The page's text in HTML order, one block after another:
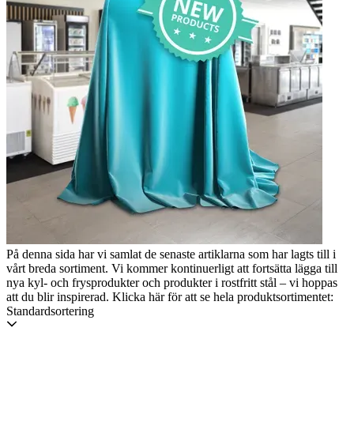
På denna sida har vi samlat de senaste artiklarna som har lagts till i
vårt breda sortiment. Vi kommer kontinuerligt att fortsätta lägga till
nya kyl- och frysprodukter och produkter i rostfritt stål – vi hoppas
att du blir inspirerad. Klicka här för att se hela produktsortimentet:
Standardsortering